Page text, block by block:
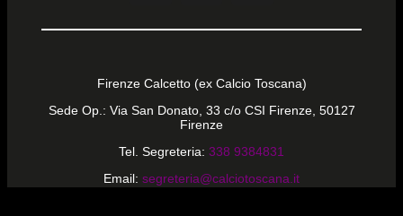
Firenze Calcetto (ex Calcio Toscana)
Sede Op.: Via San Donato, 33 c/o CSI Firenze, 50127
Firenze
Tel. Segreteria: 338 9384831
Email: segreteria@calciotoscana.it